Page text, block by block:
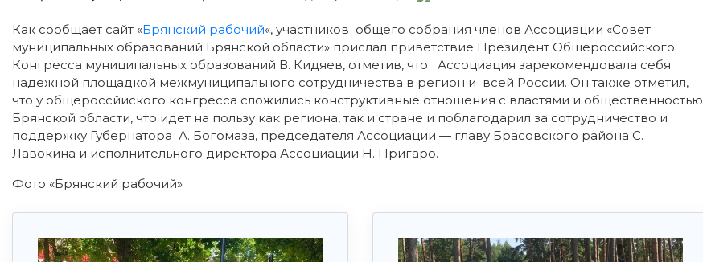
Как сообщает сайт «Брянский рабочий«, участников общего собрания членов Ассоциации «Совет
муниципальных образований Брянской области» прислал приветствие Президент Общероссийского
Конгресса муниципальных образований В. Кидяев, отметив, что Ассоциация зарекомендовала себя
надежной площадкой межмуниципального сотрудничества в регион и всей России. Он также отметил,
что у общероссйиского конгресса сложились конструктивные отношения с властями и общественностью
Брянской области, что идет на пользу как региона, так и стране и поблагодарил за сотрудничество и
поддержку Губернатора А. Богомаза, председателя Ассоциации — главу Брасовского района С.
Лавокина и исполнительного директора Ассоциации Н. Пригаро.
Фото «Брянский рабочий»